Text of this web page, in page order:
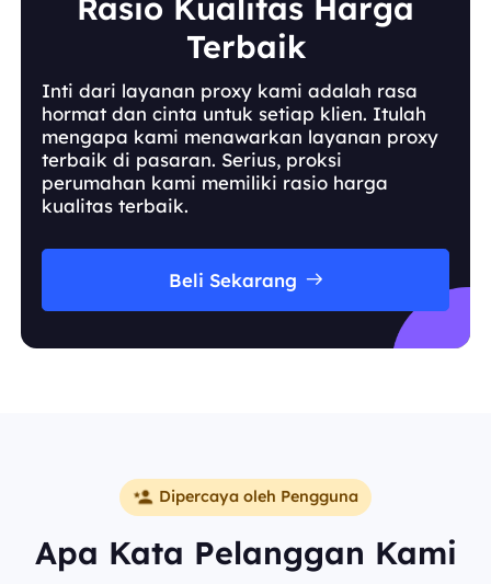
Terbaik
Inti dari layanan proxy kami adalah rasa
hormat dan cinta untuk setiap klien. Itulah
mengapa kami menawarkan layanan proxy
terbaik di pasaran. Serius, proksi
perumahan kami memiliki rasio harga
kualitas terbaik.
Beli Sekarang
Dipercaya oleh Pengguna
Apa Kata Pelanggan Kami